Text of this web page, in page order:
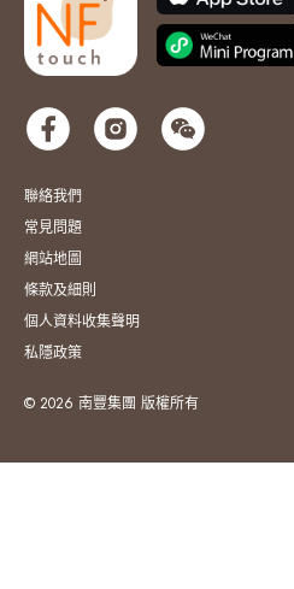
聯絡我們
常見問題
網站地圖
條款及細則
個人資料收集聲明
私隱政策
© 2026 南豐集團 版權所有